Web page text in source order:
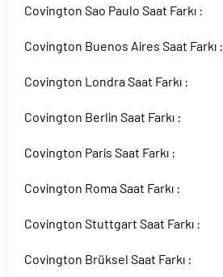
Covington Sao Paulo Saat Farkı :
Covington Buenos Aires Saat Farkı :
Covington Londra Saat Farkı :
Covington Berlin Saat Farkı :
Covington Paris Saat Farkı :
Covington Roma Saat Farkı :
Covington Stuttgart Saat Farkı :
Covington Brüksel Saat Farkı :